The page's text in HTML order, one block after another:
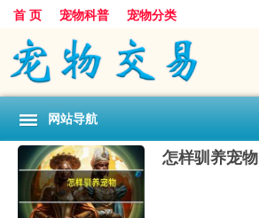
首 页 宠物科普 宠物分类
网站导航
怎样驯养宠物